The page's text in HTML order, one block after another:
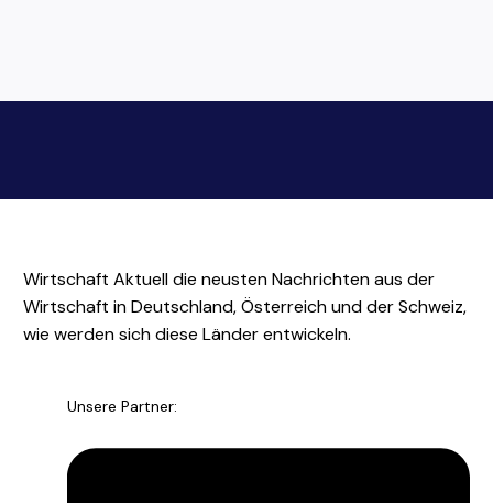
Wirtschaft Aktuell die neusten Nachrichten aus der
Wirtschaft in Deutschland, Österreich und der Schweiz,
wie werden sich diese Länder entwickeln.
Unsere Partner: